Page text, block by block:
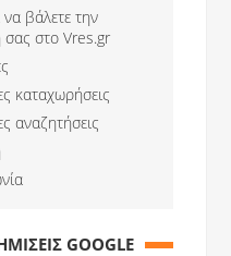
βάλετε την
σας στο Vres.gr
καταχωρήσεις
αναζητήσεις
GOOGLE